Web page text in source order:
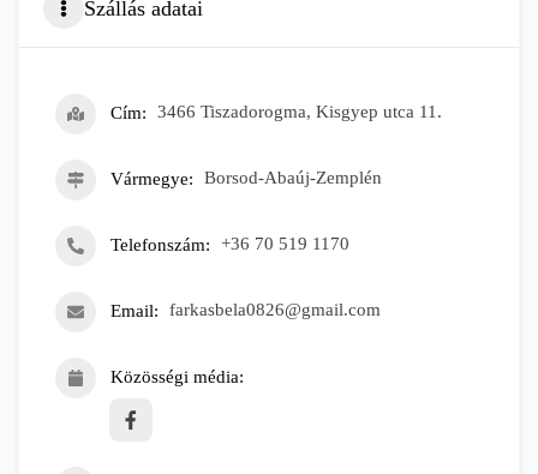
Szállás adatai
Cím 3466 Tiszadorogma, Kisgyep utca 11.
Vármegye Borsod-Abaúj-Zemplén
Telefonszám +36 70 519 1170
Email farkasbela0826@gmail.com
Közösségi média